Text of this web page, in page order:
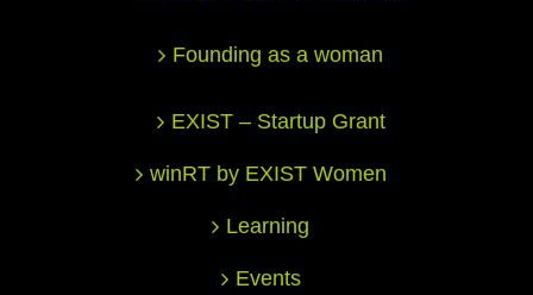
Founding as a woman
EXIST – Startup Grant
winRT by EXIST Women
Learning
Events